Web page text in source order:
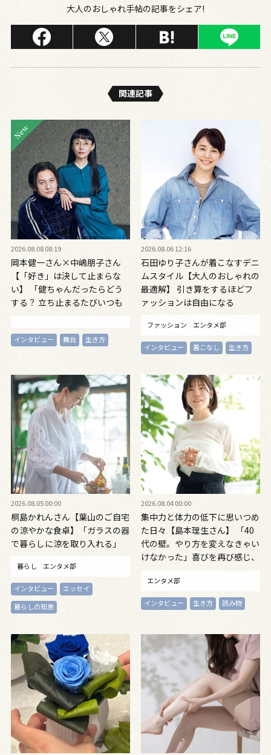
大人のおしゃれ手帖の記事をシェア!
関連記事
2026.08.08 08:19
岡本健一さん×中嶋朋子さん
【「好き」は決して止まらな
い】 「健ちゃんだったらどう
する？ 立ち止まるたびいつも
インタビュー 舞台 生き方
2026.08.06 12:16
石田ゆり子さんが着こなすデニ
ムスタイル【大人のおしゃれの
最適解】 引き算をするほどフ
ァッションは自由になる
ファッション エンタメ部
インタビュー 着こなし 生き方
2026.08.05 00:00
桐島かれんさん【葉山のご自宅
の涼やかな食卓】「ガラスの器
で暮らしに涼を取り入れる」
暮らし エンタメ部
インタビュー
エッセイ
暮らしの知恵
2026.08.04 00:00
集中力と体力の低下に思いつめ
た日々【島本理生さん】 「40
代の壁。やり方を変えなきゃい
けなかった」喜びを再び感じ、
エンタメ部
インタビュー 生き方 読み物